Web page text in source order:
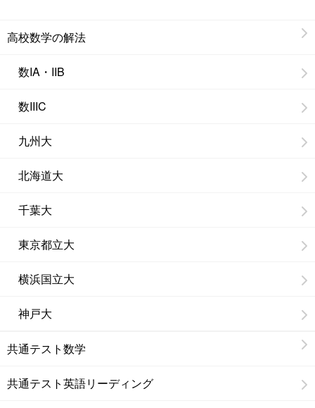
高校数学の解法
数IA・IIB
数IIIC
九州大
北海道大
千葉大
東京都立大
横浜国立大
神戸大
共通テスト数学
共通テスト英語リーディング